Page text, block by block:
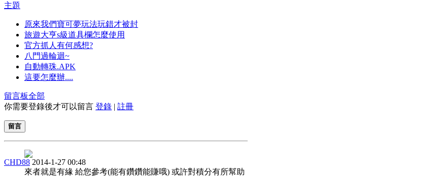
主題
原來我們寶可夢玩法玩錯才被封
旅遊大亨s級道具欄怎麼使用
官方抓人有何感想?
八門過輪迴~
自動轉珠.APK
這要怎麼辦....
留言板全部
你需要登錄後才可以留言 登錄 | 註冊
留言
CHD88 2014-1-27 00:48
來者就是有緣 給您參考(能有鑽鑽能賺哦) 或許對積分有所幫助